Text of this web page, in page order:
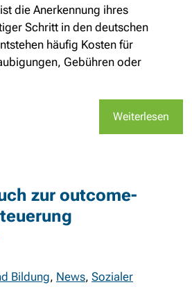
die Anerkennung ihres
Schritt in den deutschen
häufig Kosten für
Gebühren oder
Weiterlesen
zur outcome-
Bildung, News, Sozialer